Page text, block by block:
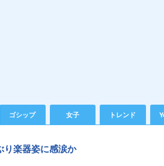
ゴシップ 女子 トレンド
り楽器姿に感涙か